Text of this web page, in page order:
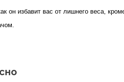
он избавит вас от лишнего веса,